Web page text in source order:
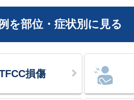
を部位・症状別に見る
損傷